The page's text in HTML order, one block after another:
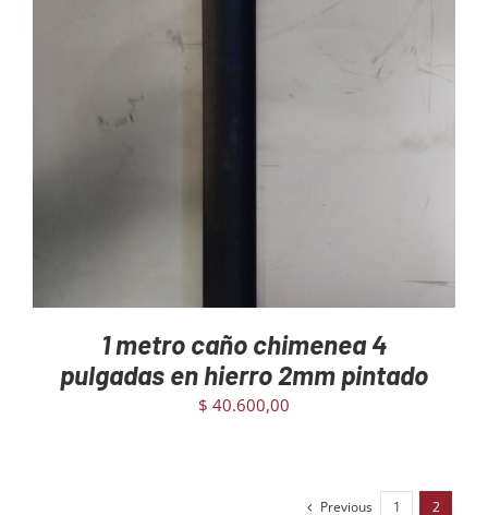
AGREGAR AL CARRITO /
1 metro caño chimenea 4
pulgadas en hierro 2mm pintado
$ 40.600,00
Previous 1 2